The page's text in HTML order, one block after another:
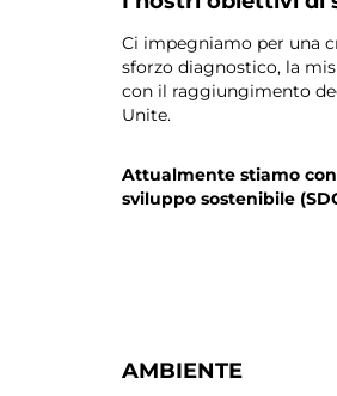
Ci impegniamo per una
sforzo diagnostico, la
con il raggiungimento
Unite.
Attualmente stiamo
sviluppo sostenibile
AMBIENTE